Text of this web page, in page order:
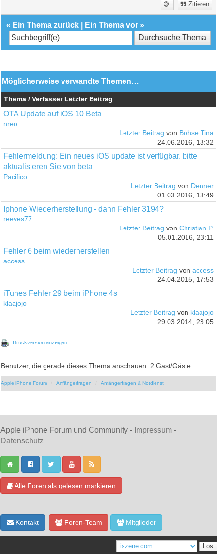
Zitieren
« Ein Thema zurück Ein Thema vor »
Möglicherweise verwandte Themen…
Thema / Verfasser Letzter Beitrag
OTA Update auf iOS 10 Beta
nreo
Letzter Beitrag von Böhse Tina
24.06.2016, 13:32
Fehlermeldung: Ein neues iOS update ist verfügbar. bitte
aktualisieren Sie von beta
Pacifico
Letzter Beitrag von Denner
01.03.2016, 13:49
Iphone Wiederherstellung - dann Fehler 3194?
reeves77
Letzter Beitrag von Christian P.
05.01.2016, 23:11
Fehler 6 beim wiederherstellen
access
Letzter Beitrag von access
24.04.2015, 17:53
iTunes Fehler 29 beim iPhone 4s
klaajojo
Letzter Beitrag von klaajojo
29.03.2014, 23:05
Druckversion anzeigen
Benutzer, die gerade dieses Thema anschauen: 2 Gast/Gäste
Apple iPhone Forum Anfängerfragen Anfängerfragen & Notdienst
Apple iPhone Forum und Community - Impressum -
Datenschutz
Alle Foren als gelesen markieren
Kontakt Foren-Team Mitglieder